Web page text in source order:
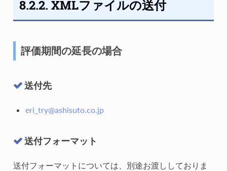
8.2.2. XMLファイルの送付
評価期間の延長の場合
送付先
eri_try@ashisuto.co.jp
送付フォーマット
送付フォーマットについては、別途お渡ししておりま